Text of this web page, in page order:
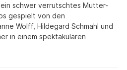
schwer verrutschtes Mutter-
gespielt von den
Wolff, Hildegard Schmahl und
in einem spektakulären